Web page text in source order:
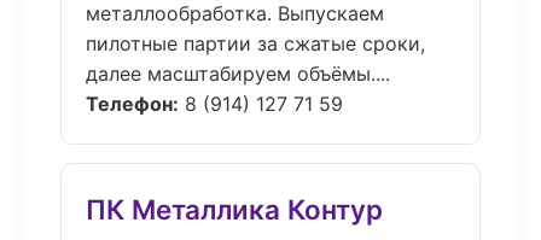
металлообработка. Выпускаем
пилотные партии за сжатые сроки,
далее масштабируем объёмы....
Телефон: 8 (914) 127 71 59
ПК Металлика Контур